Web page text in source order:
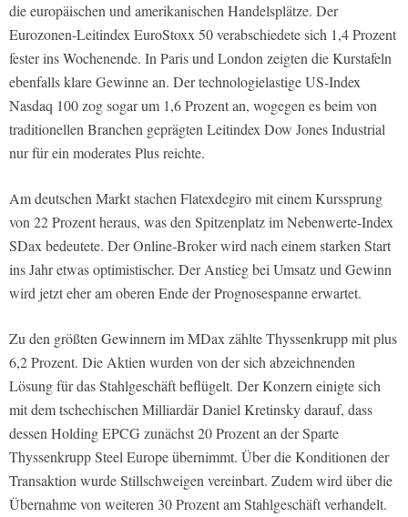
die europäischen und amerikanischen Handelsplätze. Der
Eurozonen-Leitindex EuroStoxx 50 verabschiedete sich 1,4 Prozent
fester ins Wochenende. In Paris und London zeigten die Kurstafeln
ebenfalls klare Gewinne an. Der technologielastige US-Index
Nasdaq 100 zog sogar um 1,6 Prozent an, wogegen es beim von
traditionellen Branchen geprägten Leitindex Dow Jones Industrial
nur für ein moderates Plus reichte.
Am deutschen Markt stachen Flatexdegiro mit einem Kurssprung
von 22 Prozent heraus, was den Spitzenplatz im Nebenwerte-Index
SDax bedeutete. Der Online-Broker wird nach einem starken Start
ins Jahr etwas optimistischer. Der Anstieg bei Umsatz und Gewinn
wird jetzt eher am oberen Ende der Prognosespanne erwartet.
Zu den größten Gewinnern im MDax zählte Thyssenkrupp mit plus
6,2 Prozent. Die Aktien wurden von der sich abzeichnenden
Lösung für das Stahlgeschäft beflügelt. Der Konzern einigte sich
mit dem tschechischen Milliardär Daniel Kretinsky darauf, dass
dessen Holding EPCG zunächst 20 Prozent an der Sparte
Thyssenkrupp Steel Europe übernimmt. Über die Konditionen der
Transaktion wurde Stillschweigen vereinbart. Zudem wird über die
Übernahme von weiteren 30 Prozent am Stahlgeschäft verhandelt.